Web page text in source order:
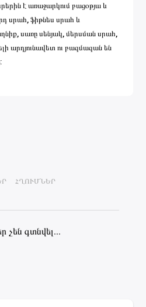
է առաջարկում բացօթյա և
սրահ, ֆիթնես սրահ և
սառը սենյակ, մերսման սրահ,
արդյունավետ ու բազմազան են
ՀՂՈՒՄՆԵՐ
չեն գտնվել...